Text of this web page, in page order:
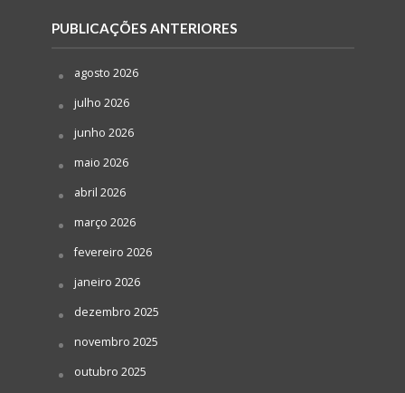
PUBLICAÇÕES ANTERIORES
agosto 2026
julho 2026
junho 2026
maio 2026
abril 2026
março 2026
fevereiro 2026
janeiro 2026
dezembro 2025
novembro 2025
outubro 2025